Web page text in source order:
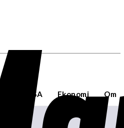
USA Ekonomi Om